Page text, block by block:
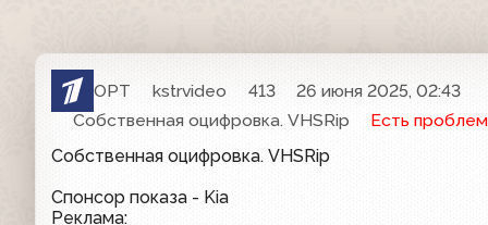
ОРТ kstrvideo 413
26 июня 2025, 02:43
Собственная оцифровка. VHSRip
Есть
Собственная оцифровка. VHSRip
Спонсор показа - Kia
Реклама: